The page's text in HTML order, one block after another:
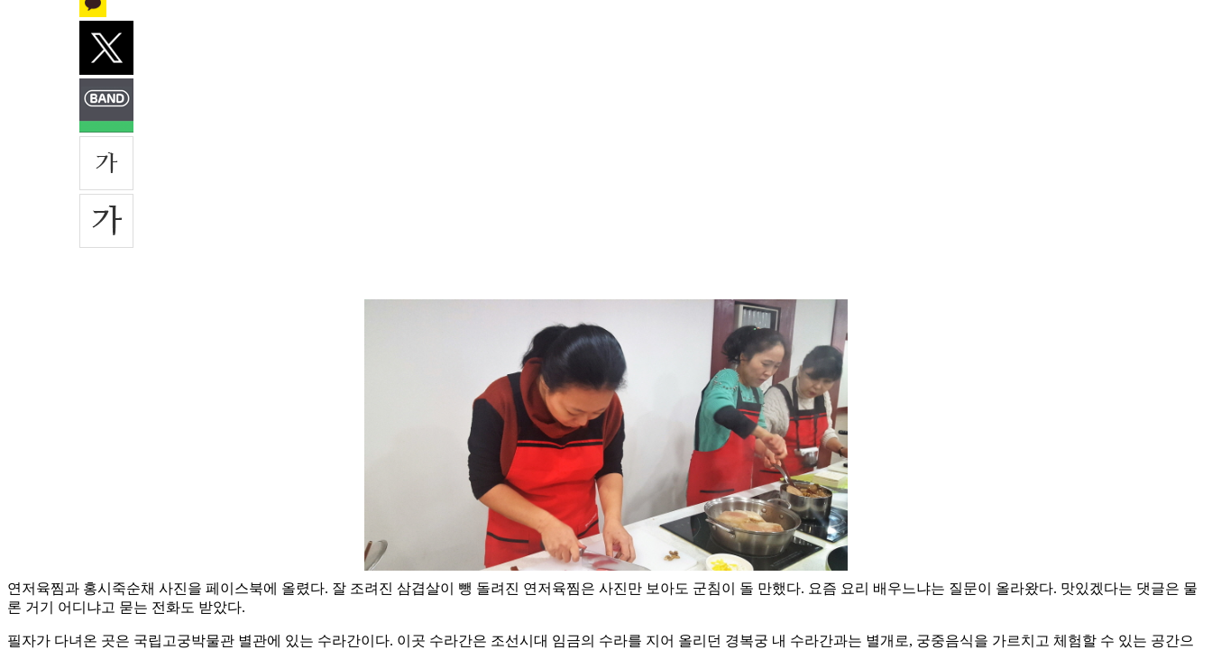
연저육찜과 홍시죽순채 사진을 페이스북에 올렸다. 잘 조려진 삼겹살이 뺑 돌려진 연저육찜은 사진만 보아도 군침이 돌 만했다. 요즘 요리 배우느냐는 질문이 올라왔다. 맛있겠다는 댓글은 물
론 거기 어디냐고 묻는 전화도 받았다.
필자가 다녀온 곳은 국립고궁박물관 별관에 있는 수라간이다. 이곳 수라간은 조선시대 임금의 수라를 지어 올리던 경복궁 내 수라간과는 별개로, 궁중음식을 가르치고 체험할 수 있는 공간으